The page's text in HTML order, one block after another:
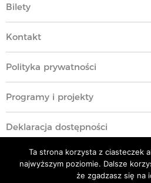
Bilety
Kontakt
Polityka prywatności
Programy i projekty
Deklaracja dostępności
Standardy Ochrony Małoletnich
Ta strona korzysta z ciasteczek
najwyższym poziomie. Dalsze
że zgadzasz się na